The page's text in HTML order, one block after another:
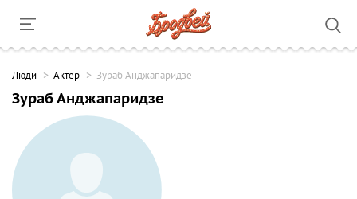
Люди Актер Зураб Анджапаридзе
Зураб Анджапаридзе